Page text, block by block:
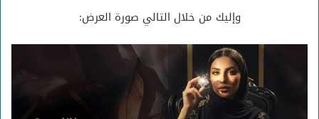
وإليك من خلال التالي صورة العرض: